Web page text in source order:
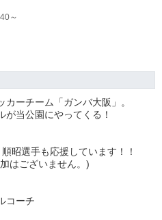
～
ーチーム「ガンバ大阪」。
当公園にやってくる！
昭選手も応援しています！！
はございません。)
コーチ